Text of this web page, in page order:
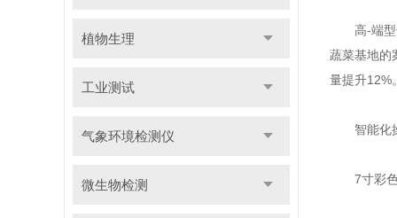
植物生理
工业测试
气象环境检测仪
微生物检测
高-端型号
蔬菜基地的
量提升12%。
智能化操
7寸彩色